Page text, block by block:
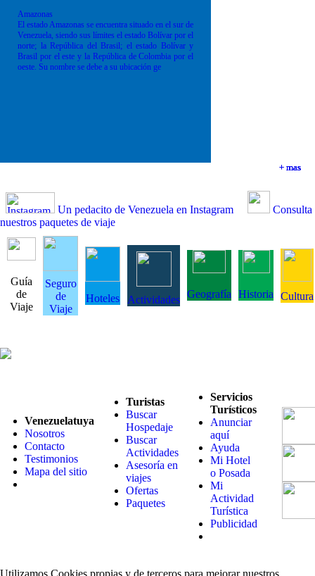
+ mas
+ mas
+ mas
Amazonas
El estado Amazonas se encuentra situado en el sur de
Venezuela, siendo sus límites el estado Bolívar por el
norte; la República del Brasil; el estado Bolívar y
Brasil por el este y la República de Colombia por el
oeste. Su nombre se debe a su ubicación ge
+ mas
Un pedacito de Venezuela en Instagram
Consulta
nuestros paquetes de viaje
Guía
de
Viaje
Seguro
de
Viaje
Hoteles Actividades Geografía Historia Cultura
Venezuelatuya
Nosotros
Contacto
Testimonios
Mapa del sitio
Turistas
Buscar
Hospedaje
Buscar
Actividades
Asesoría en
viajes
Ofertas
Paquetes
Servicios
Turísticos
Anunciar
aquí
Ayuda
Mi Hotel
o Posada
Mi
Actividad
Turística
Publicidad
Utilizamos Cookies propias y de terceros para mejorar nuestros